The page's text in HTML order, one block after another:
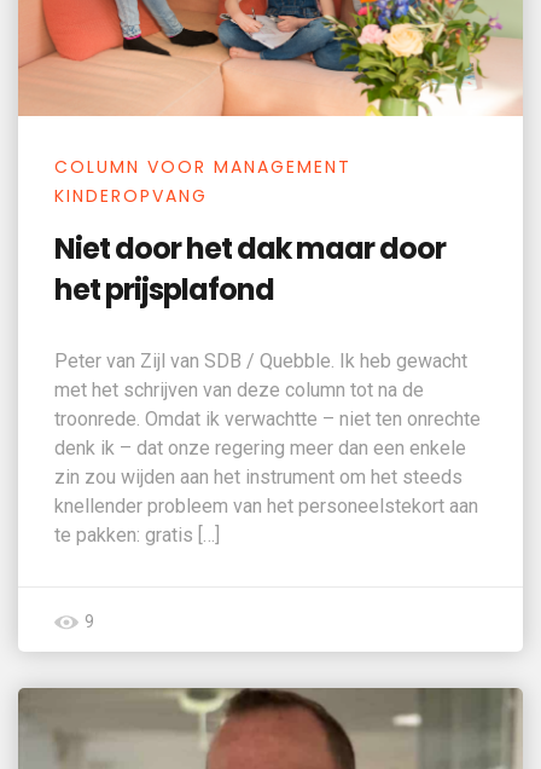
COLUMN VOOR MANAGEMENT
KINDEROPVANG
Niet door het dak maar door
het prijsplafond
Peter van Zijl van SDB / Quebble. Ik heb gewacht
met het schrijven van deze column tot na de
troonrede. Omdat ik verwachtte – niet ten onrechte
denk ik – dat onze regering meer dan een enkele
zin zou wijden aan het instrument om het steeds
knellender probleem van het personeelstekort aan
te pakken: gratis […]
9